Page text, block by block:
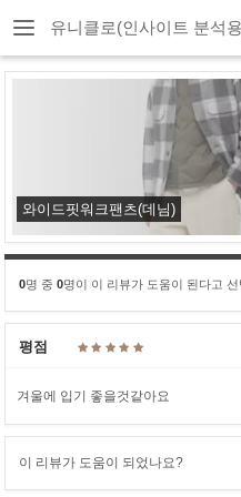
유니클로(인사이트 분석
와이드핏워크팬츠(데님)
0명 중 0명이 이 리뷰가 도움이 된다고
평점
겨울에 입기 좋을것같아요
이 리뷰가 도움이 되었나요?